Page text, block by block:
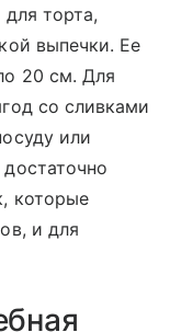
торта,
выпечки. Ее
20 см. Для
со сливками
или
которые
и для